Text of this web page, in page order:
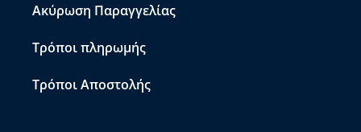
Ακύρωση Παραγγελίας
Τρόποι πληρωμής
Τρόποι Αποστολής